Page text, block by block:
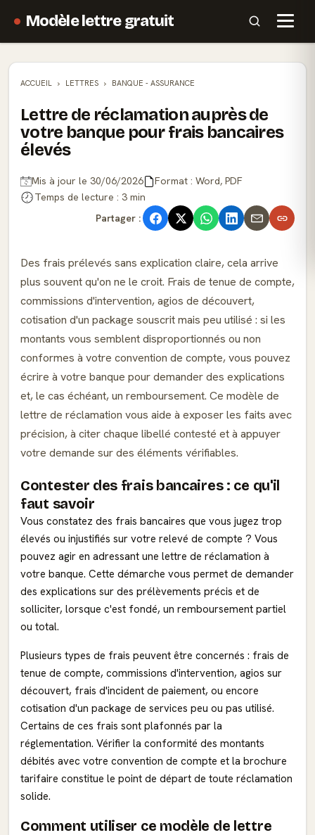
Modèle lettre gratuit
ACCUEIL LETTRES BANQUE - ASSURANCE
Lettre de réclamation auprès de
votre banque pour frais bancaires
élevés
Mis à jour le 30/06/2026
Format : Word, PDF
Temps de lecture : 3 min
Partager :
Des frais prélevés sans explication claire, cela arrive
plus souvent qu'on ne le croit. Frais de tenue de compte,
commissions d'intervention, agios de découvert,
cotisation d'un package souscrit mais peu utilisé : si les
montants vous semblent disproportionnés ou non
conformes à votre convention de compte, vous pouvez
écrire à votre banque pour demander des explications
et, le cas échéant, un remboursement. Ce modèle de
lettre de réclamation vous aide à exposer les faits avec
précision, à citer chaque libellé contesté et à appuyer
votre demande sur des éléments vérifiables.
Contester des frais bancaires : ce qu'il
faut savoir
Vous constatez des frais bancaires que vous jugez trop
élevés ou injustifiés sur votre relevé de compte ? Vous
pouvez agir en adressant une lettre de réclamation à
votre banque. Cette démarche vous permet de demander
des explications sur des prélèvements précis et de
solliciter, lorsque c'est fondé, un remboursement partiel
ou total.
Plusieurs types de frais peuvent être concernés : frais de
tenue de compte, commissions d'intervention, agios sur
découvert, frais d'incident de paiement, ou encore
cotisation d'un package de services peu ou pas utilisé.
Certains de ces frais sont plafonnés par la
réglementation. Vérifier la conformité des montants
débités avec votre convention de compte et la brochure
tarifaire constitue le point de départ de toute réclamation
solide.
Comment utiliser ce modèle de lettre